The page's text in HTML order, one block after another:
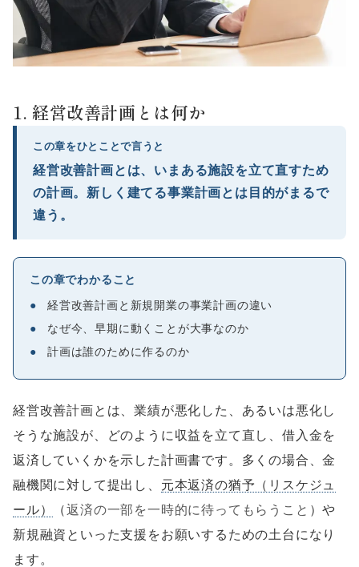
1. 経営改善計画とは何か
この章をひとことで言うと
経営改善計画とは、いまある施設を立て直すため
の計画。新しく建てる事業計画とは目的がまるで
違う。
この章でわかること
●
経営改善計画と新規開業の事業計画の違い
●
なぜ今、早期に動くことが大事なのか
●
計画は誰のために作るのか
経営改善計画とは、業績が悪化した、あるいは悪化し
そうな施設が、どのように収益を立て直し、借入金を
返済していくかを示した計画書です。多くの場合、金
融機関に対して提出し、 元本返済の猶予（リスケジュ
ール）
（返済の一部を一時的に待ってもらうこと ）や
新規融資といった支援をお願いするための土台になり
ます。